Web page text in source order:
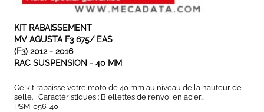
EXPÉDIÉ SOUS 3 À 5 JOURS OUVRÉS
KIT RABAISSEMENT
MV AGUSTA F3 675/ EAS
(F3) 2012 - 2016
RAC SUSPENSION - 40 MM
Ce kit rabaisse votre moto de 40 mm au niveau de la hauteur de
selle. Caractéristiques : Biellettes de renvoi en acier...
PSM-056-40